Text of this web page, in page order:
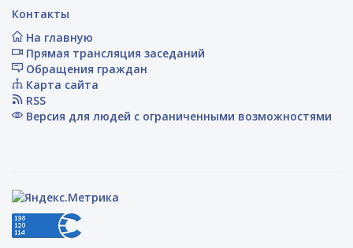
Контакты
На главную
Прямая трансляция заседаний
Обращения граждан
Карта сайта
RSS
Версия для людей с ограниченными возможностями